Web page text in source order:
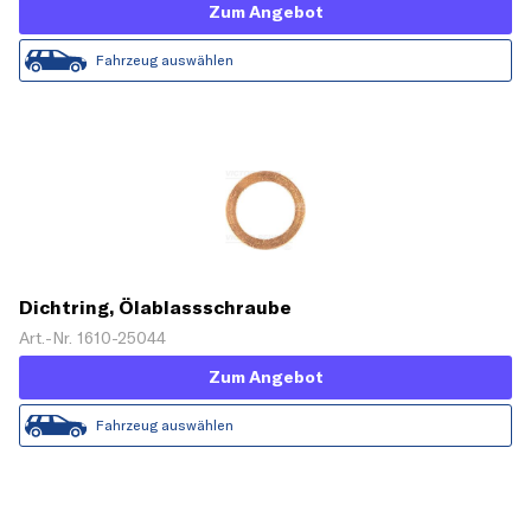
Zum Angebot
Fahrzeug auswählen
Dichtring, Ölablassschraube
Art.-Nr. 1610-25044
Zum Angebot
Fahrzeug auswählen